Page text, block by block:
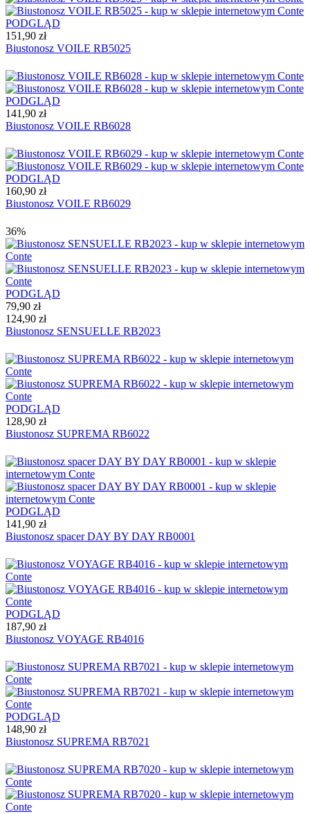
PODGLĄD
151,90 zł
Biustonosz VOILE RB5025
PODGLĄD
141,90 zł
Biustonosz VOILE RB6028
PODGLĄD
160,90 zł
Biustonosz VOILE RB6029
36%
PODGLĄD
79,90 zł
124,90 zł
Biustonosz SENSUELLE RB2023
PODGLĄD
128,90 zł
Biustonosz SUPREMA RB6022
PODGLĄD
141,90 zł
Biustonosz spacer DAY BY DAY RB0001
PODGLĄD
187,90 zł
Biustonosz VOYAGE RB4016
PODGLĄD
148,90 zł
Biustonosz SUPREMA RB7021